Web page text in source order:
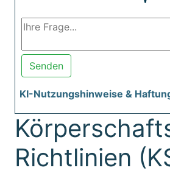
Senden
KI-Nutzungshinweise &
Richtlinien